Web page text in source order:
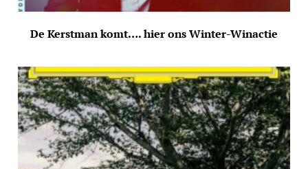
De Kerstman komt…. hier ons Winter-Winactie